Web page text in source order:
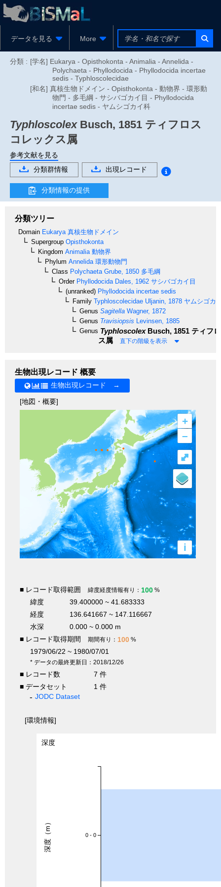
データを見る More
分類 : [学名] Eukarya - Opisthokonta - Animalia - Annelida -
Polychaeta - Phyllodocida - Phyllodocida incertae
sedis - Typhloscolecidae
[和名] 真核生物ドメイン - Opisthokonta - 動物界 - 環形動
物門 - 多毛綱 - サシバゴカイ目 - Phyllodocida
incertae sedis - ヤムシゴカイ科
TyphloscolexBusch, 1851 ティフロス
コレックス属
参考文献を見る
分類群情報
出現レコード
分類情報の提供
分類ツリー
Domain Eukarya 真核生物ドメイン
Supergroup Opisthokonta
Kingdom Animalia 動物界
Phylum Annelida 環形動物門
Class Polychaeta Grube, 1850 多毛綱
OrderPhyllodocida Dales, 1962 サシバゴカイ目
(unranked) Phyllodocida incertae sedis
Family Typhloscolecidae Uljanin, 1878 ヤムシゴカ
Genus Sagitella Wagner, 1872
Genus Travisiopsis Levinsen, 1885
Genus TyphloscolexBusch, 1851 ティフ
ス属
直下の階級を表示
生物出現レコード 概要
生物出現レコード →
[地図・概要]
+
–
i
⤢
■ レコード取得範囲 緯度経度情報有り： 100 %
緯度
39.400000 ~ 41.683333
経度
136.641667 ~ 147.116667
水深
0.000 ~ 0.000 m
■ レコード取得期間
期間有り： 100 %
1979/06/22 ~ 1980/07/01
* データの最終更新日：2018/12/26
■ レコード数
7 件
■ データセット
1 件
JODC Dataset
[環境情報]
深度
0 - 0
深度（m）